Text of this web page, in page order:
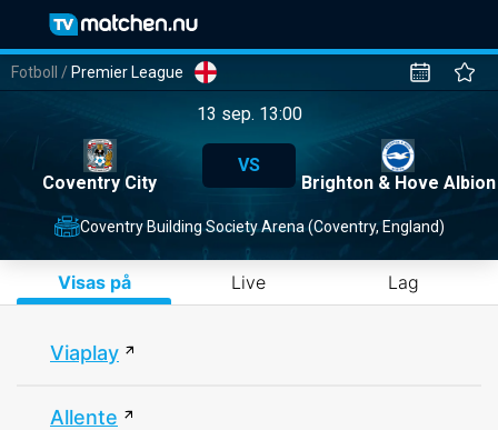
Fotboll / Premier League
13 sep. 13:00
Coventry City
VS
Brighton & Hove Albion
Coventry Building Society Arena (Coventry, England)
Visas på Live Lag
Viaplay
Allente